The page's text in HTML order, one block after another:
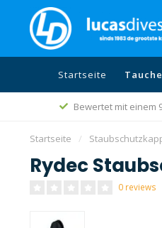
Startseite
Bewertet mit einem
Startseite /
Rydec
0 reviews